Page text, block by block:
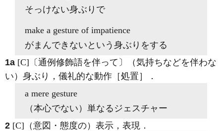
そっけない身ぶりで
make a gesture of impatience
がまんできないという身ぶりをする
1a [C] 〔通例修飾語を伴って〕（気持ちなどを伴わな
い）身ぶり，儀礼的な動作［処置］
．
a mere gesture
（本心でない）単なるジェスチャー
2 [C] （意図・態度の）表示，表現 ．